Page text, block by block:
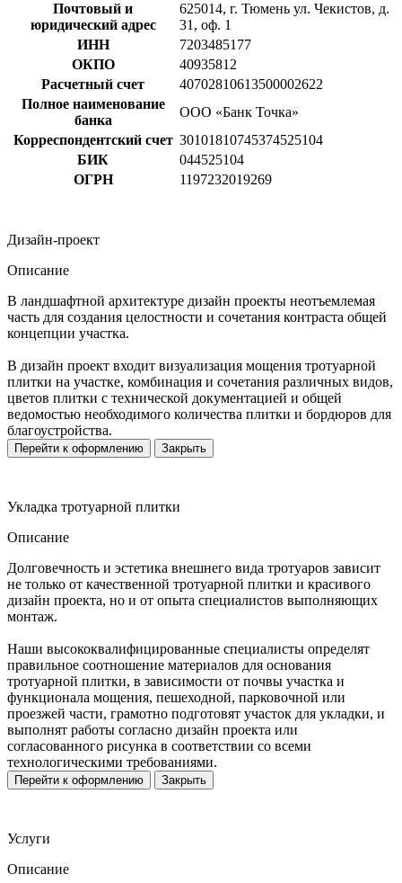
Почтовый и
юридический адрес
625014, г. Тюмень ул. Чекистов, д.
31, оф. 1
ИНН
7203485177
ОКПО
40935812
Расчетный счет
40702810613500002622
Полное наименование
банка
ООО «Банк Точка»
Корреспондентский счет 30101810745374525104
БИК
044525104
ОГРН
1197232019269
Дизайн-проект
Описание
В ландшафтной архитектуре дизайн проекты неотъемлемая
часть для создания целостности и сочетания контраста общей
концепции участка.
В дизайн проект входит визуализация мощения тротуарной
плитки на участке, комбинация и сочетания различных видов,
цветов плитки с технической документацией и общей
ведомостью необходимого количества плитки и бордюров для
благоустройства.
Перейти к оформлению Закрыть
Укладка тротуарной плитки
Описание
Долговечность и эстетика внешнего вида тротуаров зависит
не только от качественной тротуарной плитки и красивого
дизайн проекта, но и от опыта специалистов выполняющих
монтаж.
Наши высококвалифицированные специалисты определят
правильное соотношение материалов для основания
тротуарной плитки, в зависимости от почвы участка и
функционала мощения, пешеходной, парковочной или
проезжей части, грамотно подготовят участок для укладки, и
выполнят работы согласно дизайн проекта или
согласованного рисунка в соответствии со всеми
технологическими требованиями.
Перейти к оформлению Закрыть
Услуги
Описание